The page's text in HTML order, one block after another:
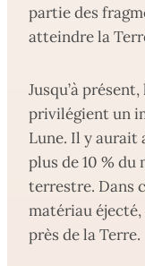
partie des
atteindre la
Jusqu’à
privilégient un
Lune. Il y aurait
plus de 10 %
terrestre. Dans
matériau
près de la Terre.